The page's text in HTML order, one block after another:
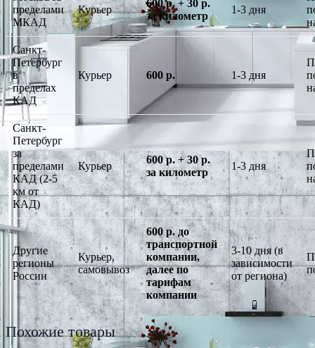
пределами
МКАД
Курьер
600 р. + 30 р.
за километр
1-3 дня
Санкт-
Петербург
в
пределах
КАД
Курьер 600 р. 1-3 дня
Санкт-
Петербург
за
пределами
КАД (2-5
км от
КАД)
Курьер
600 р. + 30 р.
за километр
1-3 дня
Другие
регионы
России
Курьер,
самовывоз
600 р. до
транспортной
компании,
далее по
тарифам
компании
3-10 дня (в
зависимости
от региона)
Похожие товары